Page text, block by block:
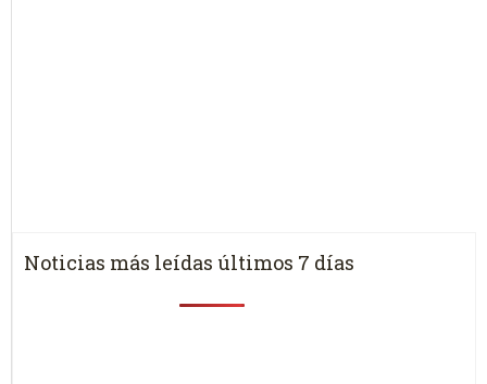
Noticias más leídas últimos 7 días